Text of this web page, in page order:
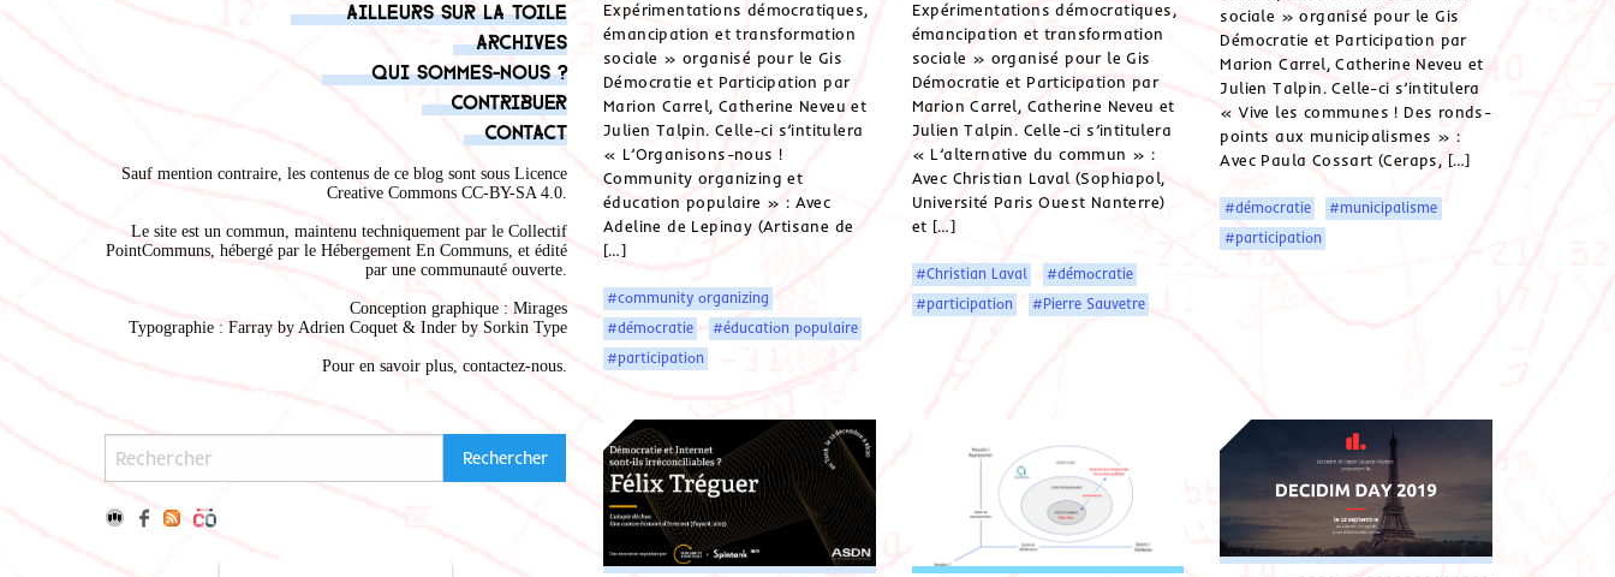
Ailleurs sur la toile
Archives
Qui sommes-nous ?
Contribuer
Contact
Sauf mention contraire, les contenus de ce blog sont sous Licence
Creative Commons CC-BY-SA 4.0.
Le site est un commun, maintenu techniquement par le Collectif
PointCommuns, hébergé par le Hébergement En Communs, et édité
par une communauté ouverte.
Conception graphique : Mirages
Typographie : Farray by Adrien Coquet & Inder by Sorkin Type
Pour en savoir plus, contactez-nous.
Expérimentations démocratiques,
émancipation et transformation
sociale » organisé pour le Gis
Démocratie et Participation par
Marion Carrel, Catherine Neveu et
Julien Talpin. Celle-ci s’intitulera
« L’Organisons-nous !
Community organizing et
éducation populaire » : Avec
Adeline de Lepinay (Artisane de
[…]
#community organizing
#démocratie
#éducation populaire
#participation
Expérimentations démocratiques,
émancipation et transformation
sociale » organisé pour le Gis
Démocratie et Participation par
Marion Carrel, Catherine Neveu et
Julien Talpin. Celle-ci s’intitulera
« L’alternative du commun » :
Avec Christian Laval (Sophiapol,
Université Paris Ouest Nanterre)
et […]
#Christian Laval
#démocratie
#participation
#Pierre Sauvetre
sociale » organisé pour le Gis
Démocratie et Participation par
Marion Carrel, Catherine Neveu et
Julien Talpin. Celle-ci s’intitulera
« Vive les communes ! Des ronds-
points aux municipalismes » :
Avec Paula Cossart (Ceraps, […]
#démocratie
#municipalisme
#participation